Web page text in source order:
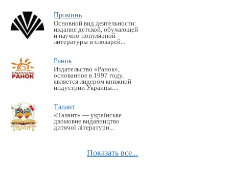
Проминь
Основной вид деятельности:
издание детской, обучающей
и научно-популярной
литературы и словарей...
Ранок
Издательство «Ранок»,
основанное в 1997 году,
является лидером книжной
индустрии Украины....
Талант
«Талант» — українське
двомовне видавництво
дитячої літератури...
Показать все...